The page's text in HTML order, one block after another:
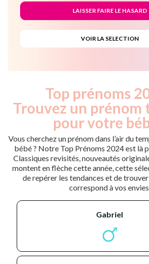
Top prénoms
Trouvez un prénom
pour votre
Vous cherchez un prénom dans l’air du
bébé ? Notre Top Prénoms 2024 est là
Classiques revisités, nouveautés
montent en flèche cette année, cette
de repérer les tendances et de
correspond à vos envies.
gabriel